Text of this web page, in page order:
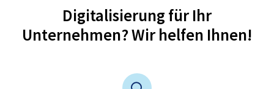
Digitalisierung für Ihr
Unternehmen? Wir helfen Ihnen!